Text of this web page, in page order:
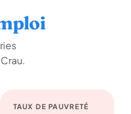
TAUX DE PAUVRETÉ